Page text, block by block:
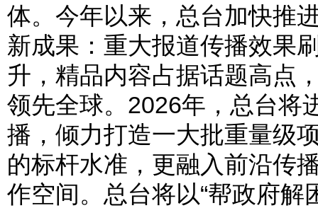
体。今年以来，总台加快推
新成果：重大报道传播效果
升，精品内容占据话题高点
领先全球。2026年，总台将
播，倾力打造一大批重量级
的标杆水准，更融入前沿传
作空间。总台将以“帮政府解